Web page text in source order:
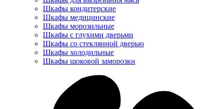
Шкафы кондитерские
Шкафы медицинские
Шкафы морозильные
Шкафы с глухими дверьми
Шкафы со стеклянной дверью
Шкафы холодильные
Шкафы шоковой заморозки